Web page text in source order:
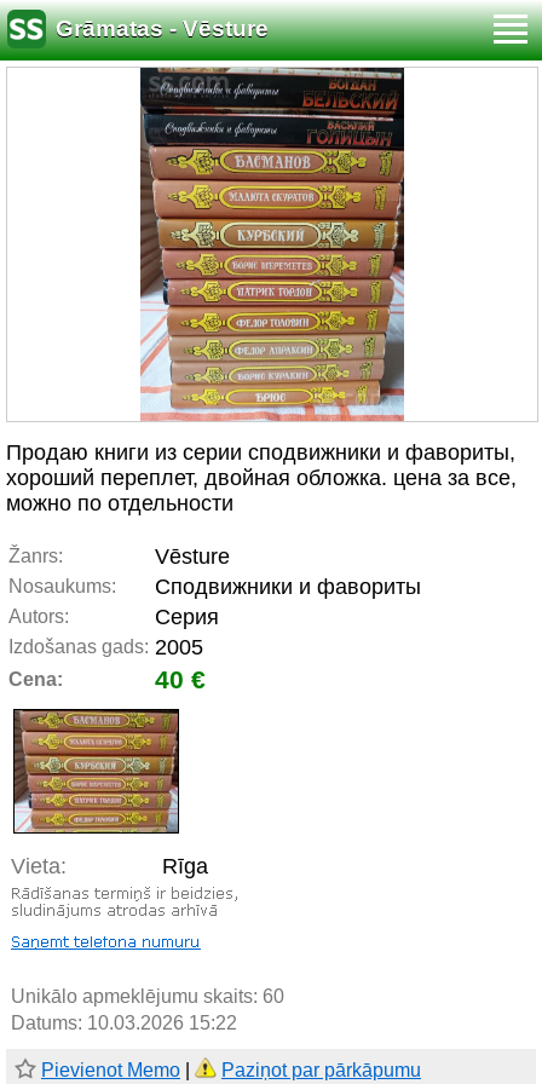
Grāmatas - Vēsture
Продаю книги из серии сподвижники и фавориты,
хороший переплет, двойная обложка. цена за все,
можно по отдельности
Žanrs: Vēsture
Nosaukums: Сподвижники и фавориты
Autors: Серия
Izdošanas gads: 2005
Cena: 40 €
Vieta: Rīga
Unikālo apmeklējumu skaits: 60
Datums: 10.03.2026 15:22
Pievienot Memo Paziņot par pārkāpumu